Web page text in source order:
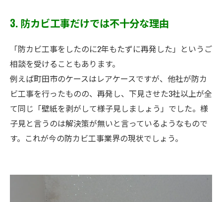
3. 防カビ工事だけでは不十分な理由
「防カビ工事をしたのに2年もたずに再発した」というご
相談を受けることもあります。
例えば町田市のケースはレアケースですが、他社が防カ
ビ工事を行ったものの、再発し、下見させた3社以上が全
て同じ「壁紙を剥がして様子見しましょう」でした。様
子見と言うのは解決策が無いと言っているようなもので
す。これが今の防カビ工事業界の現状でしょう。